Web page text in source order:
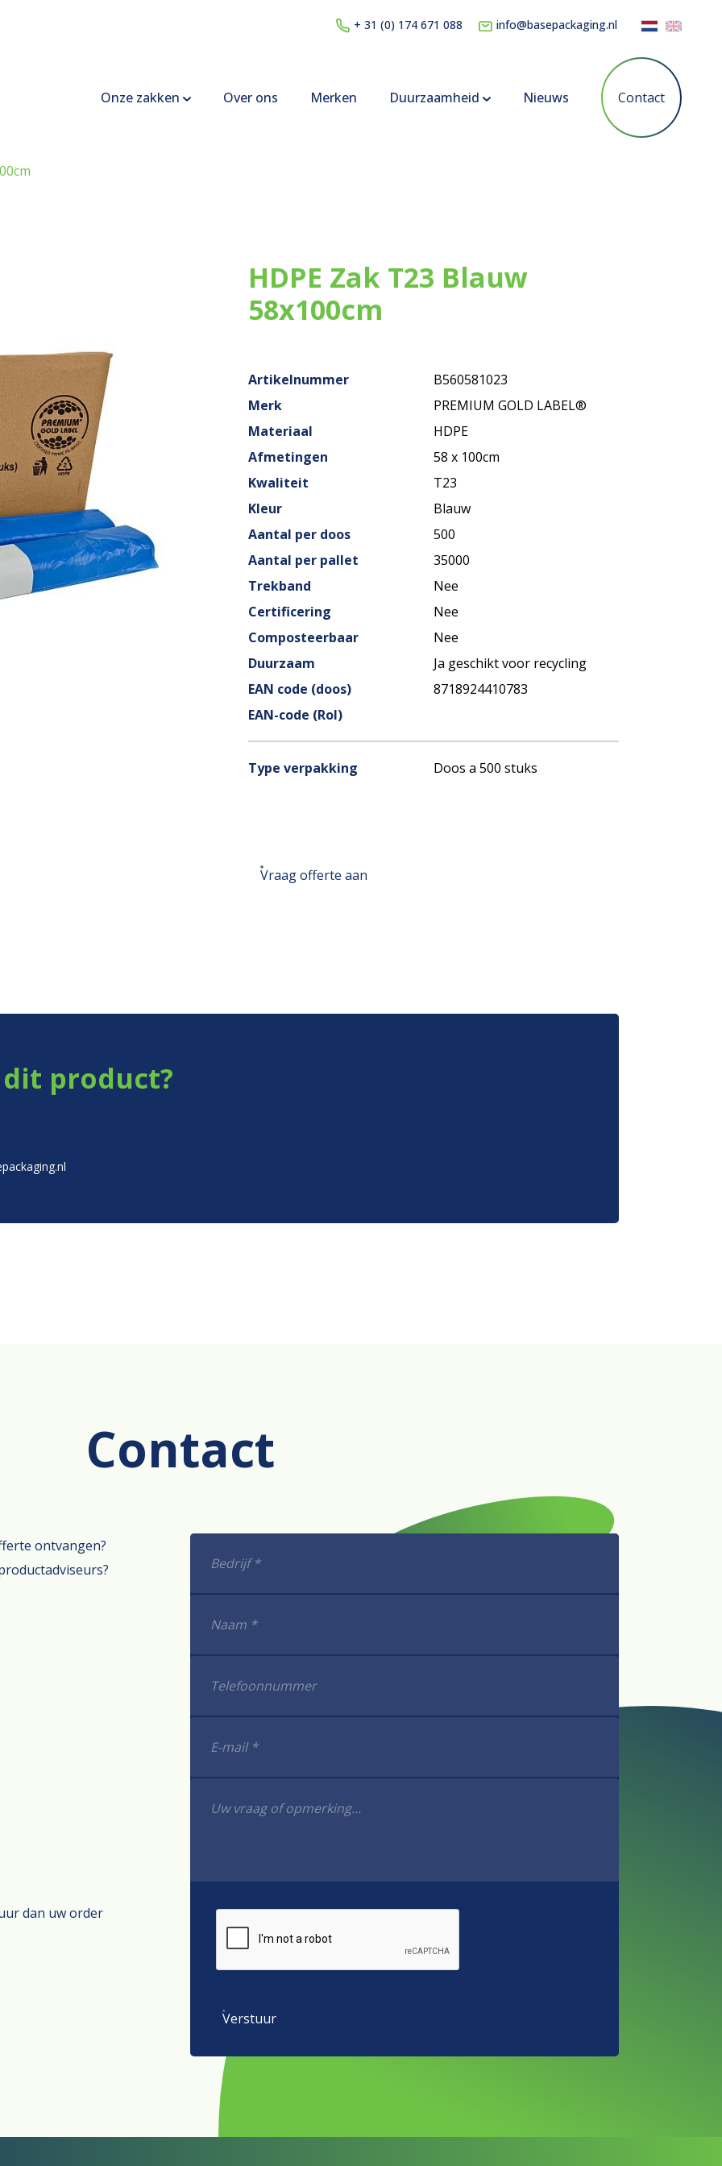
+ 31 (0) 174 671 088 info@basepackaging.nl
Onze zakken Over ons Merken Duurzaamheid Nieuws Contact
HDPE Zak T23 Blauw
58x100cm
Artikelnummer
B560581023
Merk
PREMIUM GOLD LABEL®
Materiaal
HDPE
Afmetingen
58 x 100cm
Kwaliteit
T23
Kleur
Blauw
Aantal per doos
500
Aantal per pallet
35000
Trekband
Nee
Certificering
Nee
Composteerbaar
Nee
Duurzaam
Ja geschikt voor recycling
EAN code (doos)
8718924410783
EAN-code (Rol)
Type verpakking Doos a 500 stuks
Vraag offerte aan
product?
Contact
ontvangen?
dan uw order
Verstuur